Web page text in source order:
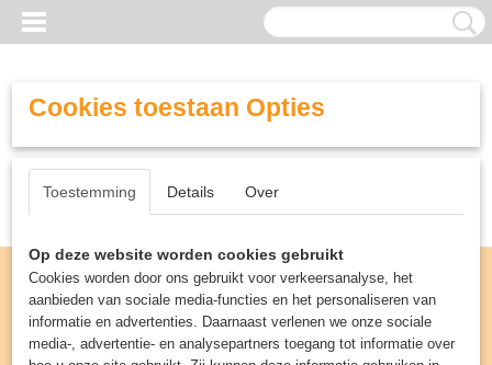
Cookies toestaan Opties
Toestemming Details Over
Op deze website worden cookies gebruikt
Cookies worden door ons gebruikt voor verkeersanalyse, het
aanbieden van sociale media-functies en het personaliseren van
informatie en advertenties. Daarnaast verlenen we onze sociale
media-, advertentie- en analysepartners toegang tot informatie over